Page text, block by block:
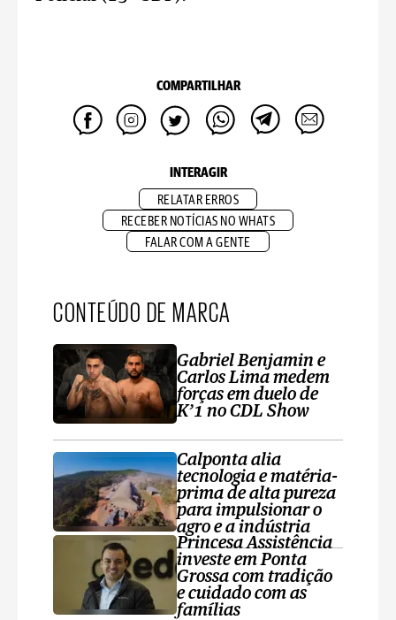
COMPARTILHAR
INTERAGIR
RELATAR ERROS
RECEBER NOTÍCIAS NO WHATS
FALAR COM A GENTE
CONTEÚDO DE MARCA
Gabriel Benjamin e
Carlos Lima medem
forças em duelo de
K’1 no CDL Show
Calponta alia
tecnologia e matéria-
prima de alta pureza
para impulsionar o
agro e a indústria
Princesa Assistência
investe em Ponta
Grossa com tradição
e cuidado com as
famílias